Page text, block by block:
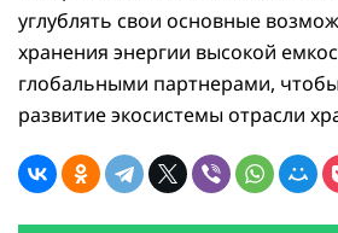
углублять свои основные
хранения энергии высокой
глобальными партнерами,
развитие экосистемы отрасли